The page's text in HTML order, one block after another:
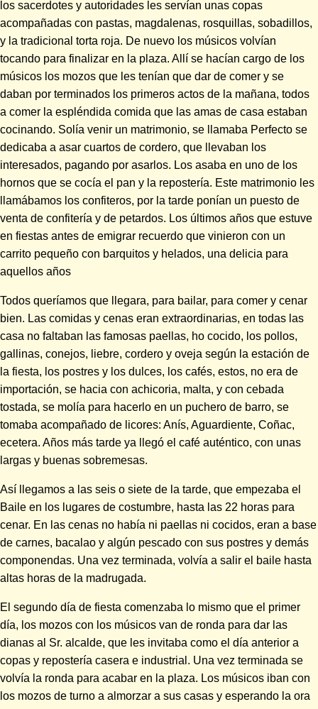
los sacerdotes y autoridades les servían unas copas
acompañadas con pastas, magdalenas, rosquillas, sobadillos,
y la tradicional torta roja. De nuevo los músicos volvían
tocando para finalizar en la plaza. Allí se hacían cargo de los
músicos los mozos que les tenían que dar de comer y se
daban por terminados los primeros actos de la mañana, todos
a comer la espléndida comida que las amas de casa estaban
cocinando. Solía venir un matrimonio, se llamaba Perfecto se
dedicaba a asar cuartos de cordero, que llevaban los
interesados, pagando por asarlos. Los asaba en uno de los
hornos que se cocía el pan y la repostería. Este matrimonio les
llamábamos los confiteros, por la tarde ponían un puesto de
venta de confitería y de petardos. Los últimos años que estuve
en fiestas antes de emigrar recuerdo que vinieron con un
carrito pequeño con barquitos y helados, una delicia para
aquellos años
Todos queríamos que llegara, para bailar, para comer y cenar
bien. Las comidas y cenas eran extraordinarias, en todas las
casa no faltaban las famosas paellas, ho cocido, los pollos,
gallinas, conejos, liebre, cordero y oveja según la estación de
la fiesta, los postres y los dulces, los cafés, estos, no era de
importación, se hacia con achicoria, malta, y con cebada
tostada, se molía para hacerlo en un puchero de barro, se
tomaba acompañado de licores: Anís, Aguardiente, Coñac,
ecetera. Años más tarde ya llegó el café auténtico, con unas
largas y buenas sobremesas.
Así llegamos a las seis o siete de la tarde, que empezaba el
Baile en los lugares de costumbre, hasta las 22 horas para
cenar. En las cenas no había ni paellas ni cocidos, eran a base
de carnes, bacalao y algún pescado con sus postres y demás
componendas. Una vez terminada, volvía a salir el baile hasta
altas horas de la madrugada.
El segundo día de fiesta comenzaba lo mismo que el primer
día, los mozos con los músicos van de ronda para dar las
dianas al Sr. alcalde, que les invitaba como el día anterior a
copas y repostería casera e industrial. Una vez terminada se
volvía la ronda para acabar en la plaza. Los músicos iban con
los mozos de turno a almorzar a sus casas y esperando la ora